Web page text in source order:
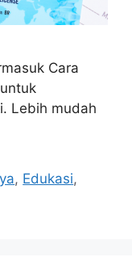
Cara
Lebih mudah
, Edukasi,